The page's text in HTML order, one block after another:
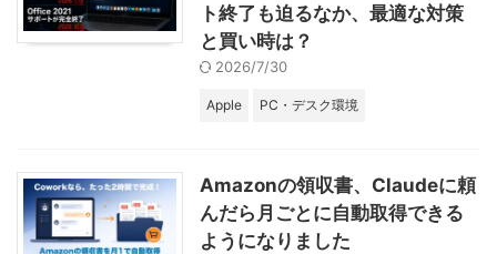
ト終了も迫るなか、最適な対策
と買い時は？
2026/7/30
Apple PC・デスク環境
Amazonの領収書、Claudeに頼
んだら月ごとに自動取得できる
ようになりました